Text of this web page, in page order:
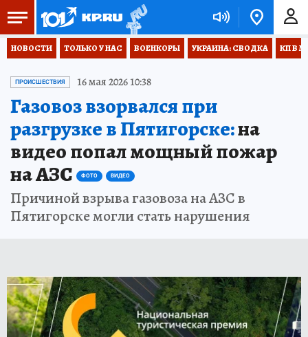
НОВОСТИ ТОЛЬКО У НАС ВОЕНКОРЫ УКРАИНА: СВОДКА КП В
ПРОИСШЕСТВИЯ 16 мая 2026 10:38
Газовоз взорвался при
разгрузке в Пятигорске:на
видео попал мощный пожар
на АЗС
ФОТО ВИДЕО
Причиной взрыва газовоза на АЗС в
Пятигорске могли стать нарушения